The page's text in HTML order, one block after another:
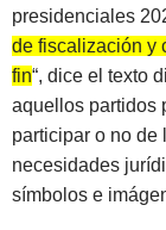
presidenciales
de fiscalización y
fin“, dice el texto
aquellos partidos
participar o no
necesidades
símbolos e